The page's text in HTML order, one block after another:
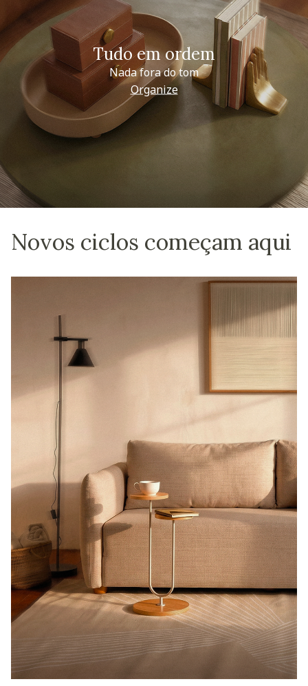
Tudo em ordem
Nada fora do tom
Organize
Novos ciclos começam aqui